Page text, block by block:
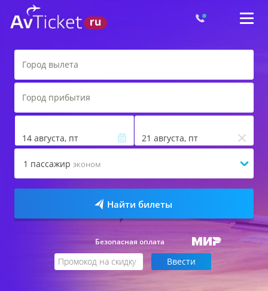
14 августа, пт 21 августа, пт
1 пассажир эконом
Найти билеты
Безопасная оплата